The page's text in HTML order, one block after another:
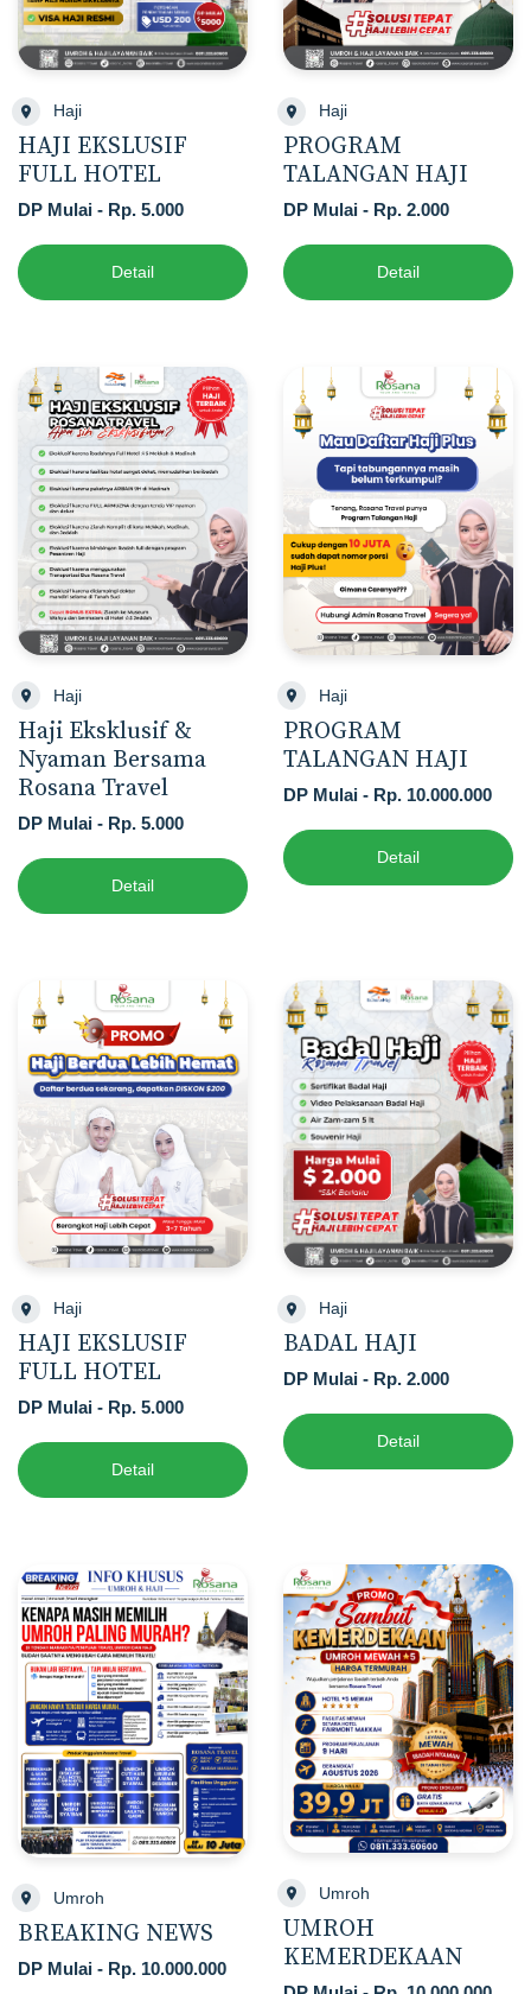
Haji
HAJI EKSLUSIF
FULL HOTEL
DP Mulai - Rp. 5.000
Detail
Haji
PROGRAM
TALANGAN HAJI
DP Mulai - Rp. 2.000
Detail
Haji
Haji Eksklusif &
Nyaman Bersama
Rosana Travel
DP Mulai - Rp. 5.000
Detail
Haji
PROGRAM
TALANGAN HAJI
DP Mulai - Rp. 10.000.000
Detail
Haji
HAJI EKSLUSIF
FULL HOTEL
DP Mulai - Rp. 5.000
Detail
Haji
BADAL HAJI
DP Mulai - Rp. 2.000
Detail
Umroh
BREAKING NEWS
DP Mulai - Rp. 10.000.000
Umroh
UMROH
KEMERDEKAAN